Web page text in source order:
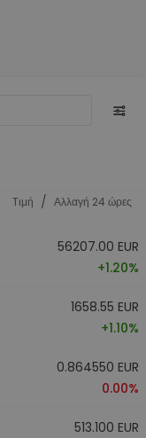
Tιμή / Αλλαγή 24 ώρες
56207.00 EUR
+1.20%
1658.55 EUR
+1.10%
0.864550 EUR
0.00%
513.100 EUR